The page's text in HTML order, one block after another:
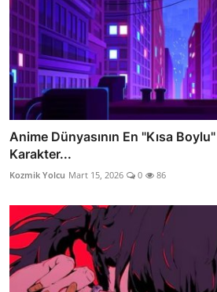
Anime Dünyasının En "Kısa
Karakter...
Kozmik Yolcu Mart 15, 2026 0 86